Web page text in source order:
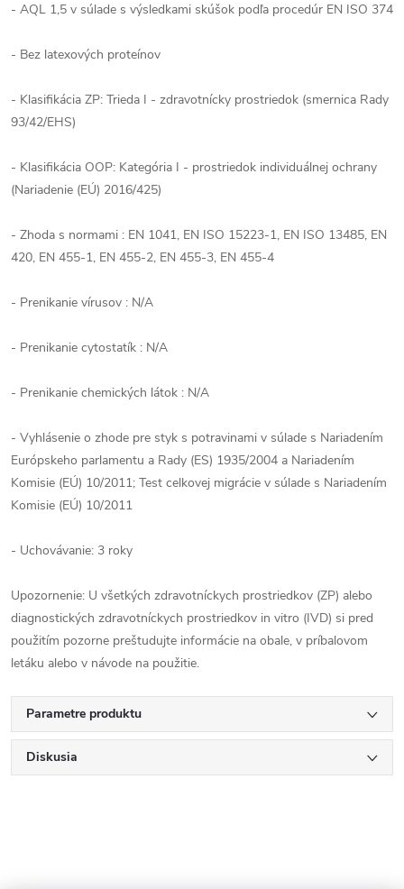
- AQL 1,5 v súlade s výsledkami skúšok podľa procedúr EN ISO 374
- Bez latexových proteínov
- Klasifikácia ZP: Trieda I - zdravotnícky prostriedok (smernica Rady
93/42/EHS)
- Klasifikácia OOP: Kategória I - prostriedok individuálnej ochrany
(Nariadenie (EÚ) 2016/425)
- Zhoda s normami : EN 1041, EN ISO 15223-1, EN ISO 13485, EN
420, EN 455-1, EN 455-2, EN 455-3, EN 455-4
- Prenikanie vírusov : N/A
- Prenikanie cytostatík : N/A
- Prenikanie chemických látok : N/A
- Vyhlásenie o zhode pre styk s potravinami v súlade s Nariadením
Európskeho parlamentu a Rady (ES) 1935/2004 a Nariadením
Komisie (EÚ) 10/2011; Test celkovej migrácie v súlade s Nariadením
Komisie (EÚ) 10/2011
- Uchovávanie: 3 roky
Upozornenie: U všetkých zdravotníckych prostriedkov (ZP) alebo
diagnostických zdravotníckych prostriedkov in vitro (IVD) si pred
použitím pozorne preštudujte informácie na obale, v príbalovom
letáku alebo v návode na použitie.
Parametre produktu
Diskusia